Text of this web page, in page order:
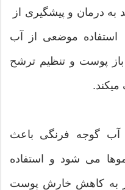
به درمان و پیشگیری از
موضعی از آب
پوست و تنظیم ترشح
آب گوجه فرنگی باعث
می شود و استفاده
به کاهش خارش پوست